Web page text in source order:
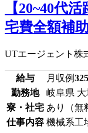
【20~40代
宅費全額補
UTエージェント株
給与 月収例
勤務地
岐阜県
寮・社宅 あり（無
仕事内容 機械系工